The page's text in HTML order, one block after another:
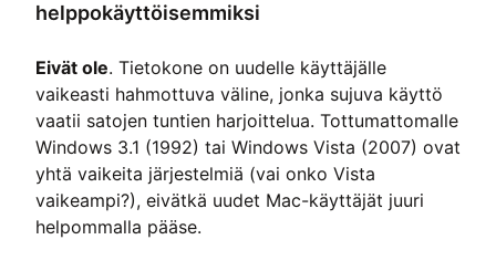
helppokäyttöisemmiksi
Eivät ole. Tietokone on uudelle käyttäjälle
vaikeasti hahmottuva väline, jonka sujuva käyttö
vaatii satojen tuntien harjoittelua. Tottumattomalle
Windows 3.1 (1992) tai Windows Vista (2007) ovat
yhtä vaikeita järjestelmiä (vai onko Vista
vaikeampi?), eivätkä uudet Mac-käyttäjät juuri
helpommalla pääse.